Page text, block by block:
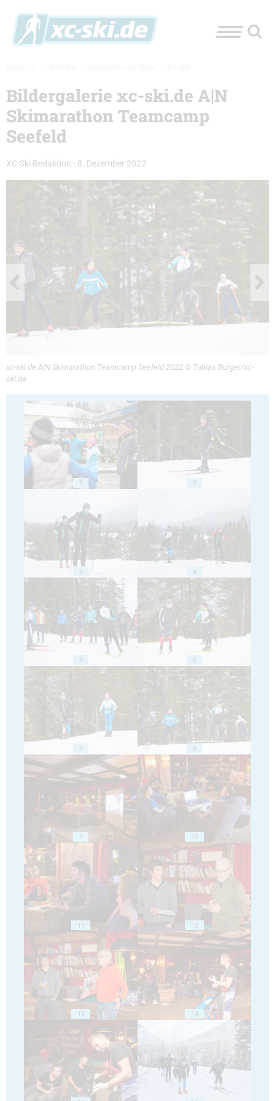
Bildergalerie xc-ski.de A|N
Skimarathon Teamcamp
Seefeld
XC-Ski Redaktion - 8. Dezember 2022
xc-ski.de A|N Skimarathon Teamcamp Seefeld 2022 © Tobias Burger/xc-
ski.de
1 2
3 4
5 6
7 8
9 10
11 12
13 14